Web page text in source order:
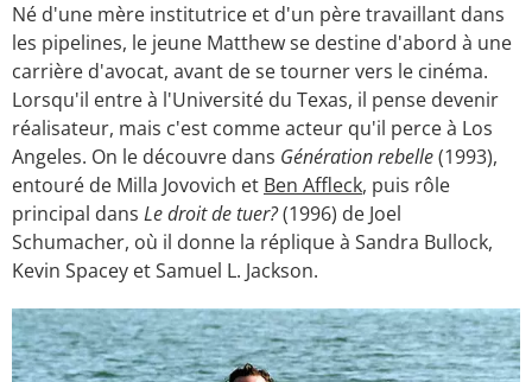
Né d'une mère institutrice et d'un père travaillant dans
les pipelines, le jeune Matthew se destine d'abord à une
carrière d'avocat, avant de se tourner vers le cinéma.
Lorsqu'il entre à l'Université du Texas, il pense devenir
réalisateur, mais c'est comme acteur qu'il perce à Los
Angeles. On le découvre dans Génération rebelle(1993),
entouré de Milla Jovovich et Ben Affleck, puis rôle
principal dans Le droit de tuer?(1996) de Joel
Schumacher, où il donne la réplique à Sandra Bullock,
Kevin Spacey et Samuel L. Jackson.